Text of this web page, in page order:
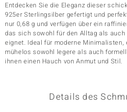
Entdecken Sie die Eleganz dieser
925er Sterlingsilber gefertigt und
nur 0,68 g und verfügen über ein
das sich sowohl für den Alltag als
eignet. Ideal für moderne Minimalisten,
mühelos sowohl legere als auch
ihnen einen Hauch von Anmut und Stil.
Details des